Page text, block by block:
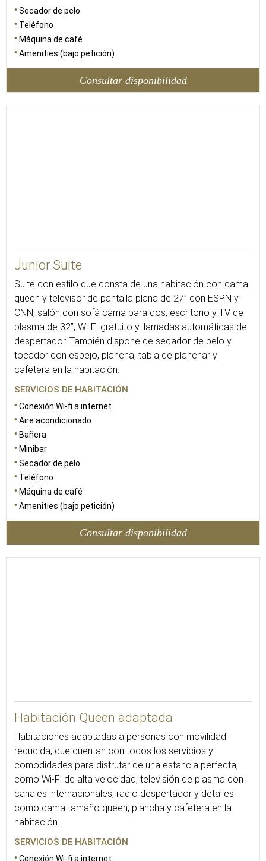
Secador de pelo
Teléfono
Máquina de café
Amenities (bajo petición)
Consultar disponibilidad
Junior Suite
Suite con estilo que consta de una habitación con cama
queen y televisor de pantalla plana de 27” con ESPN y
CNN, salón con sofá cama para dos, escritorio y TV de
plasma de 32”, Wi-Fi gratuito y llamadas automáticas de
despertador. También dispone de secador de pelo y
tocador con espejo, plancha, tabla de planchar y
cafetera en la habitación.
SERVICIOS DE HABITACIÓN
Conexión Wi-fi a internet
Aire acondicionado
Bañera
Minibar
Secador de pelo
Teléfono
Máquina de café
Amenities (bajo petición)
Consultar disponibilidad
Habitación Queen adaptada
Habitaciones adaptadas a personas con movilidad
reducida, que cuentan con todos los servicios y
comodidades para disfrutar de una estancia perfecta,
como Wi-Fi de alta velocidad, televisión de plasma con
canales internacionales, radio despertador y detalles
como cama tamaño queen, plancha y cafetera en la
habitación.
SERVICIOS DE HABITACIÓN
Conexión Wi-fi a internet